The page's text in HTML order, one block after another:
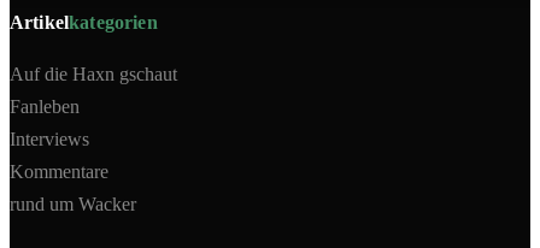
Artikelkategorien
Auf die Haxn gschaut
Fanleben
Interviews
Kommentare
rund um Wacker